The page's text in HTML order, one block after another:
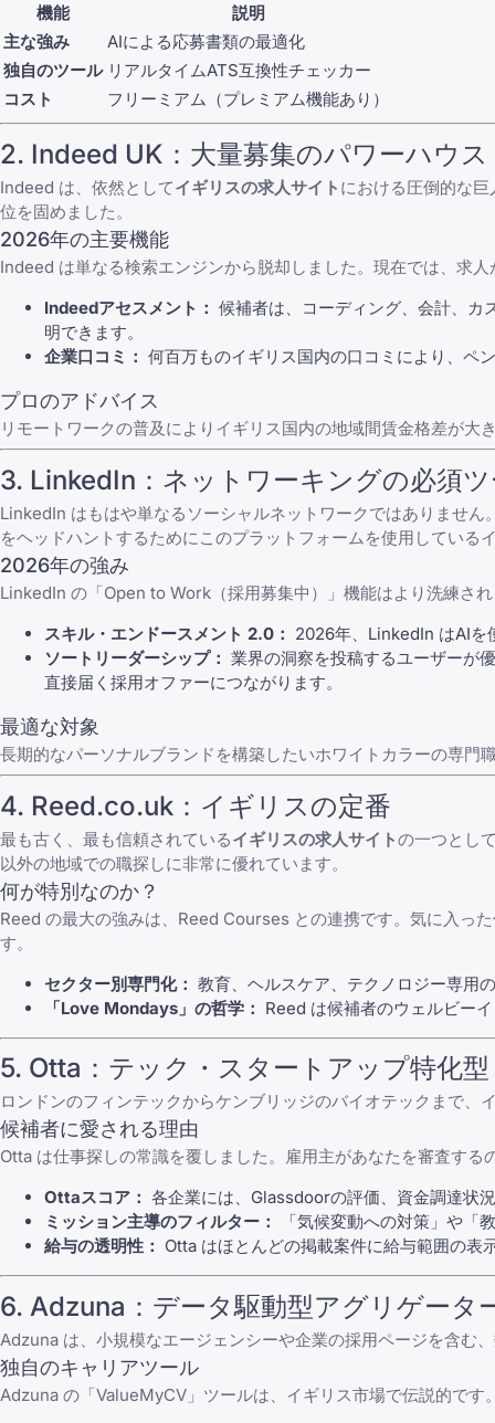
機能
説明
主な強み
AIによる応募書類の最適化
独自のツール リアルタイムATS互換性チェッカー
コスト
フリーミアム（プレミアム機能あり）
2. Indeed UK ：大量募集のパワーハウス
Indeed は、依然としてイギリスの求人サイト における圧倒的な
位を固めました。
2026年の主要機能
Indeed は単なる検索エンジンから脱却しました。現在では、求
Indeedアセスメント： 候補者は、コーディング、会計、カ
明できます。
企業口コミ： 何百万ものイギリス国内の口コミにより、ペ
プロのアドバイス
リモートワークの普及によりイギリス国内の地域間賃金格差が大
3. LinkedIn ：ネットワーキングの必須
LinkedIn はもはや単なるソーシャルネットワークではありませ
をヘッドハントするためにこのプラットフォームを使用してい
2026年の強み
LinkedIn の「Open to Work（採用募集中）」機能はより洗練さ
スキル・エンドースメント 2.0： 2026年、 LinkedIn はAIを
ソートリーダーシップ： 業界の洞察を投稿するユーザーが
直接届く採用オファーにつながります。
最適な対象
長期的なパーソナルブランドを構築したいホワイトカラーの専門
4. Reed.co.uk ：イギリスの定番
最も古く、最も信頼されているイギリスの求人サイトの一つとし
以外の地域での職探しに非常に優れています。
何が特別なのか？
Reed の最大の強みは、 Reed Courses との連携です。気に入っ
す。
セクター別専門化： 教育、ヘルスケア、テクノロジー専用
「Love Mondays」の哲学： Reed は候補者のウェルビー
5. Otta ：テック・スタートアップ特化型
ロンドンのフィンテックからケンブリッジのバイオテックまで
候補者に愛される理由
Otta は仕事探しの常識を覆しました。雇用主があなたを審査する
Ottaスコア： 各企業には、Glassdoorの評価、資金調達状
ミッション主導のフィルター：
「気候変動への対策」や「
給与の透明性： Otta はほとんどの掲載案件に給与範囲の表
6. Adzuna ：データ駆動型アグリゲータ
Adzuna は、小規模なエージェンシーや企業の採用ページを含む
独自のキャリアツール
Adzuna の「ValueMyCV」ツールは、イギリス市場で伝説的で